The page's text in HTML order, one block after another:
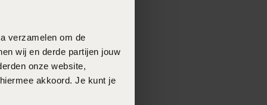
verzamelen om de
wij en derde partijen jouw
onze website,
akkoord. Je kunt je